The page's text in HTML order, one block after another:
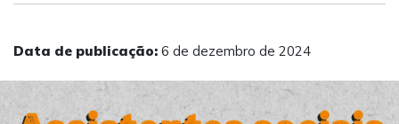
Data de publicação: 6 de dezembro de 2024